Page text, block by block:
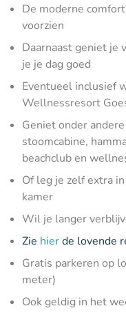
De moderne
voorzien
Daarnaast geniet je
je je dag goed
Eventueel inclusief
Wellnessresort
Geniet onder
stoomcabine,
beachclub en
Of leg je zelf extra
kamer
Wil je langer
Zie hierde lovende
Gratis parkeren op
meter)
Ook geldig in het